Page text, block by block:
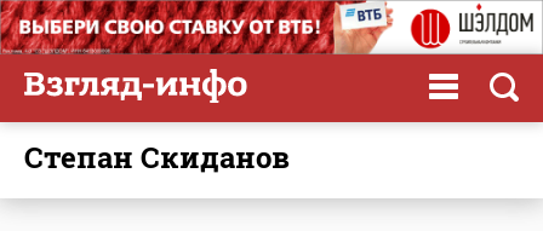
Степан Скиданов